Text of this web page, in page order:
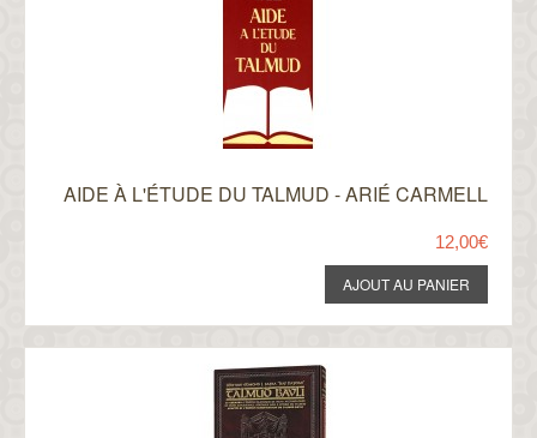
AIDE À L'ÉTUDE DU TALMUD - ARIÉ CARMELL
12,00€